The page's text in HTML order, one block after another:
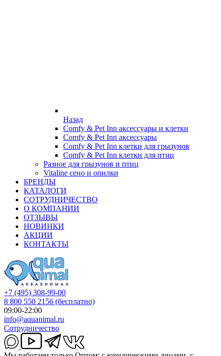
Назад
Comfy & Pet Inn аксессуары и клетки
Comfy & Pet Inn аксессуары
Comfy & Pet Inn клетки для грызунов
Comfy & Pet Inn клетки для птиц
Разное для грызунов и птиц
Vitaline сено и опилки
БРЕНДЫ
КАТАЛОГИ
СОТРУДНИЧЕСТВО
О КОМПАНИИ
ОТЗЫВЫ
НОВИНКИ
АКЦИИ
КОНТАКТЫ
+7 (495) 308-99-00
8 800 550 2156 (бесплатно)
09:00-22:00
info@aquanimal.ru
Сотрудничество